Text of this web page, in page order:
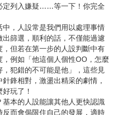
定列入嫌疑……等一下！你完全
，人設常是我們用以處理事情
篩選，順利的話，不僅能過濾
但若在第一步的人設判斷中有
例如「他這個人個性OO，怎麼
犯錯的不可能是他」，這些見
鋒相對，激盪出精采的劇情，
玩了！
本的人設能讓其他人更快認識
而會侷限住自己的發展，適時